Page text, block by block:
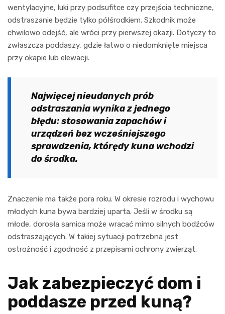
wentylacyjne, luki przy podsufitce czy przejścia techniczne,
odstraszanie będzie tylko półśrodkiem. Szkodnik może
chwilowo odejść, ale wróci przy pierwszej okazji. Dotyczy to
zwłaszcza poddaszy, gdzie łatwo o niedomknięte miejsca
przy okapie lub elewacji.
Najwięcej nieudanych prób
odstraszania wynika z jednego
błędu: stosowania zapachów i
urządzeń bez wcześniejszego
sprawdzenia, którędy kuna wchodzi
do środka.
Znaczenie ma także pora roku. W okresie rozrodu i wychowu
młodych kuna bywa bardziej uparta. Jeśli w środku są
młode, dorosła samica może wracać mimo silnych bodźców
odstraszających. W takiej sytuacji potrzebna jest
ostrożność i zgodność z przepisami ochrony zwierząt.
Jak zabezpieczyć dom i
poddasze przed kuną?